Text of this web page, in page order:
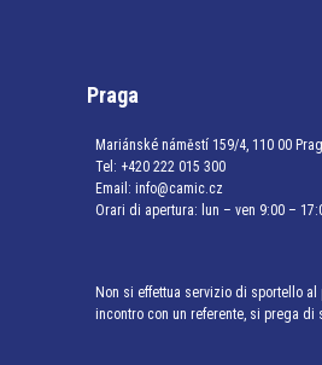
Praga
Mariánské náměstí 159/4, 110 00
Tel: +420 222 015 300
Email: info@camic.cz
Orari di apertura: lun – ven 9:00 –
Non si effettua servizio di sportello al
incontro con un referente, si prega di